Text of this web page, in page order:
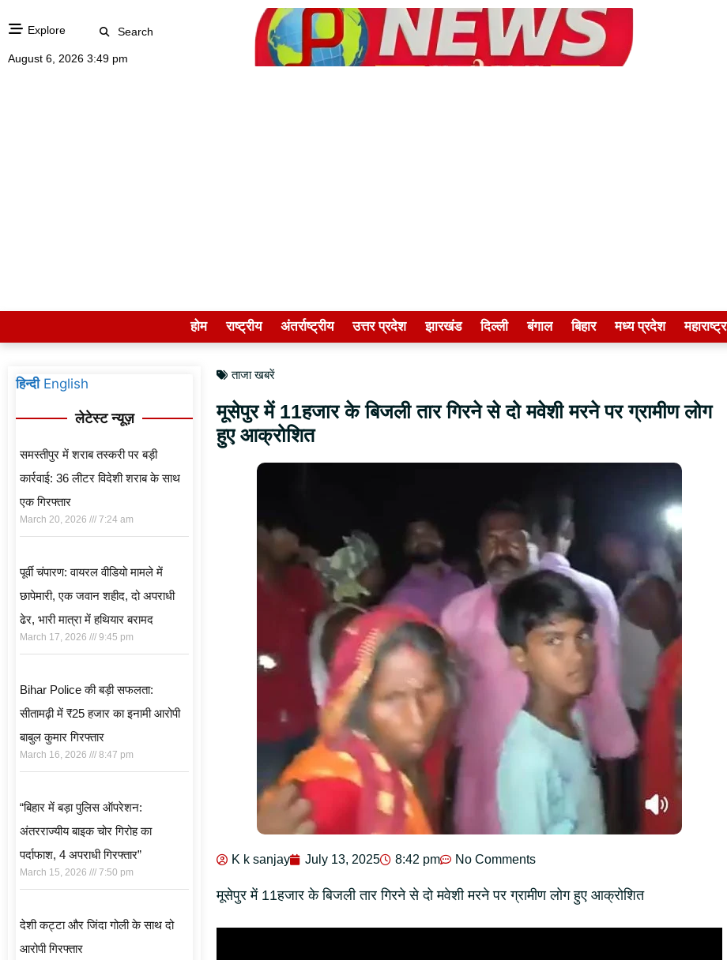
Explore Search
August 6, 2026 3:49 pm
होम राष्ट्रीय अंतर्राष्ट्रीय उत्तर प्रदेश झारखंड दिल्ली बंगाल बिहार मध्य प्रदेश महाराष्ट्र
हिन्दी English
लेटेस्ट न्यूज़
समस्तीपुर में शराब तस्करी पर बड़ी
कार्रवाई: 36 लीटर विदेशी शराब के साथ
एक गिरफ्तार
March 20, 2026 7:24 am
पूर्वी चंपारण: वायरल वीडियो मामले में
छापेमारी, एक जवान शहीद, दो अपराधी
ढेर, भारी मात्रा में हथियार बरामद
March 17, 2026 9:45 pm
Bihar Police की बड़ी सफलता:
सीतामढ़ी में ₹25 हजार का इनामी आरोपी
बाबुल कुमार गिरफ्तार
March 16, 2026 8:47 pm
“बिहार में बड़ा पुलिस ऑपरेशन:
अंतरराज्यीय बाइक चोर गिरोह का
पर्दाफाश, 4 अपराधी गिरफ्तार”
March 15, 2026 7:50 pm
देशी कट्टा और जिंदा गोली के साथ दो
आरोपी गिरफ्तार
ताजा खबरें
मूसेपुर में 11हजार के बिजली तार गिरने से दो मवेशी मरने पर ग्रामीण लोग
हुए आक्रोशित
K k sanjay July 13, 2025 8:42 pm No Comments
मूसेपुर में 11हजार के बिजली तार गिरने से दो मवेशी मरने पर ग्रामीण लोग हुए आक्रोशित